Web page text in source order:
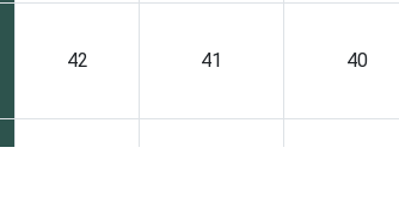
42 41 40